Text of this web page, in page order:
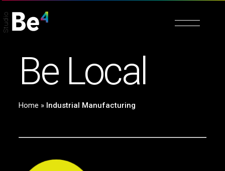
Studio
Be Local
Home » Industrial Manufacturing